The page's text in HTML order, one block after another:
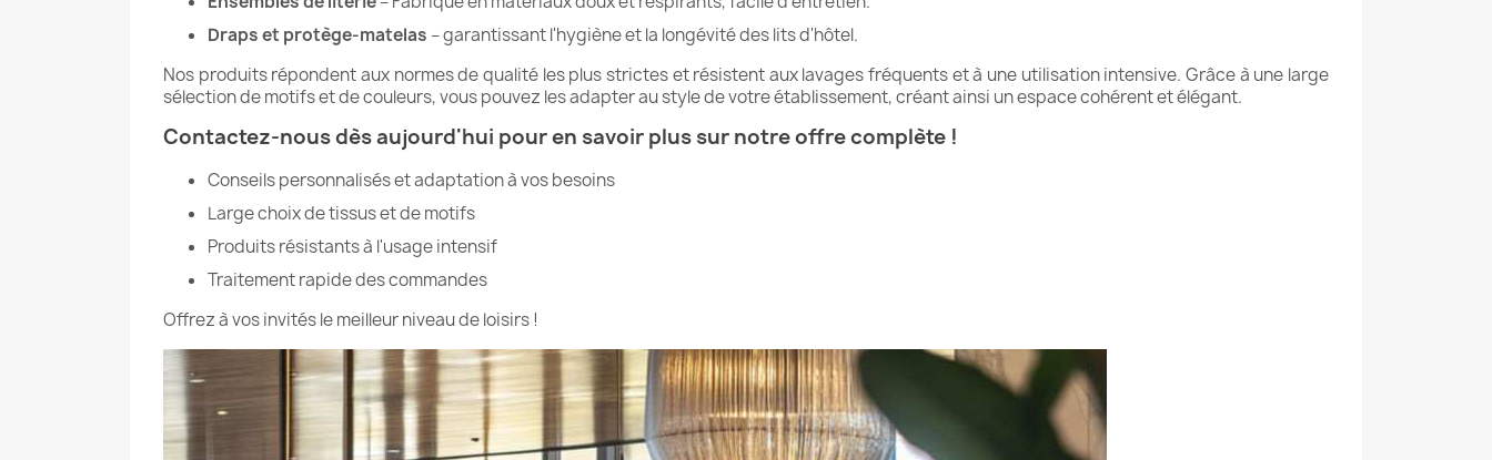
Draps et protège-matelas – garantissant l'hygiène et la longévité des lits d'hôtel.
Nos produits répondent aux normes de qualité les plus strictes et résistent aux lavages fréquents et à une utilisation intensive. Grâce à une large
sélection de motifs et de couleurs, vous pouvez les adapter au style de votre établissement, créant ainsi un espace cohérent et élégant.
Contactez-nous dès aujourd'hui pour en savoir plus sur notre offre complète !
Conseils personnalisés et adaptation à vos besoins
Large choix de tissus et de motifs
Produits résistants à l'usage intensif
Traitement rapide des commandes
Offrez à vos invités le meilleur niveau de loisirs !